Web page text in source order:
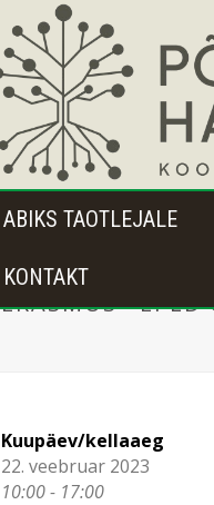
ABIKS TAOTLEJALE
KONTAKT
ERASMUS+
Kuupäev/kellaaeg
22. veebruar 2023
10:00 - 17:00